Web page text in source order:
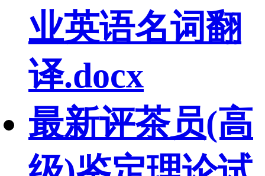
业英语名词翻
译.docx
最新评茶员(高